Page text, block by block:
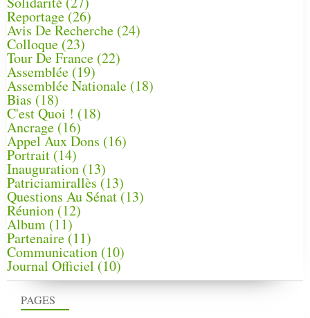
PAGES
Reportage (26)
Avis De Recherche (24)
Colloque (23)
Tour De France (22)
Assemblée (19)
Assemblée Nationale (18)
Bias (18)
C'est Quoi ! (18)
Ancrage (16)
Appel Aux Dons (16)
Portrait (14)
Inauguration (13)
Patriciamirallès (13)
Questions Au Sénat(13)
Réunion (12)
Album (11)
Partenaire(11)
Communication (10)
Journal Officiel (10)